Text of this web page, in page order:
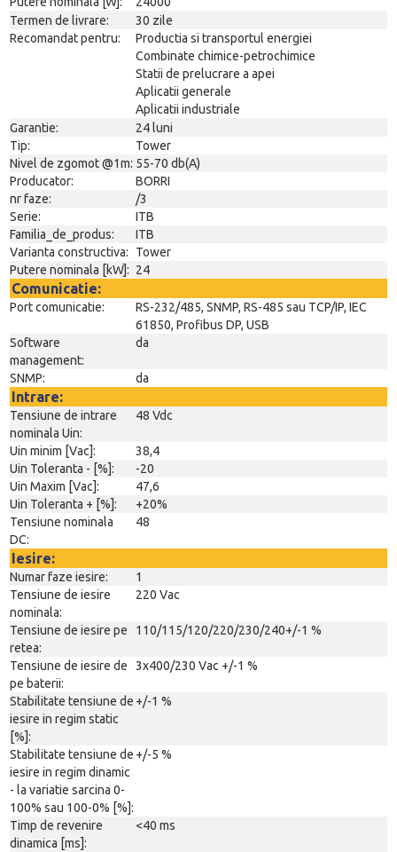
Termen de livrare:
30 zile
Recomandat pentru:
Productia si transportul energiei
Combinate chimice-petrochimice
Statii de prelucrare a apei
Aplicatii generale
Aplicatii industriale
Garantie:
24 luni
Tip:
Tower
Nivel de zgomot @1m: 55-70 db(A)
Producator:
BORRI
nr faze:
/3
Serie:
ITB
Familia_de_produs:
ITB
Varianta constructiva:
Tower
Putere nominala [kW]: 24
Comunicatie:
Port comunicatie:
RS-232/485, SNMP, RS-485 sau TCP/IP, IEC
61850, Profibus DP, USB
Software
management:
da
SNMP: da
Intrare:
Tensiune de intrare
nominala Uin:
48 Vdc
Uin minim [Vac]:
38,4
Uin Toleranta - [%]:
-20
Uin Maxim [Vac]:
47,6
Uin Toleranta + [%]:
+20%
Tensiune nominala
DC:
48
Iesire:
Numar faze iesire:
1
Tensiune de iesire
nominala:
220 Vac
Tensiune de iesire pe
retea:
110/115/120/220/230/240+/-1 %
Tensiune de iesire de
pe baterii:
3x400/230 Vac +/-1 %
Stabilitate tensiune de
iesire in regim static
[%]:
+/-1 %
Stabilitate tensiune de
iesire in regim dinamic
- la variatie sarcina 0-
100% sau 100-0% [%]:
+/-5 %
Timp de revenire
dinamica [ms]:
<40 ms